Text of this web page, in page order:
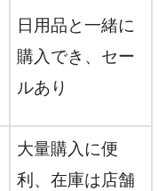
日用品と一緒に
購入でき、セー
ルあり
大量購入に便
利、在庫は店舗